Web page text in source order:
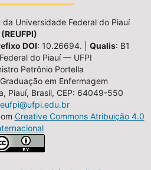
Universidade Federal do Piauí
(REUFPI)
DOI: 10.26694. | Qualis: B1
do Piauí — UFPI
Petrônio Portella
em Enfermagem
Piauí, Brasil, CEP: 64049-550
Creative Commons Atribuição 4.0